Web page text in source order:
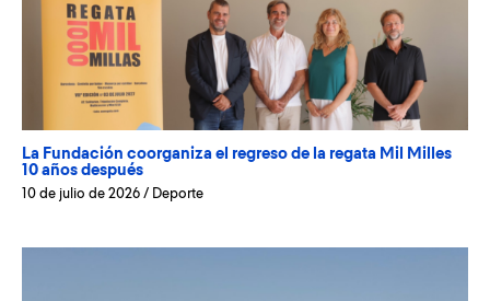
La Fundación coorganiza el regreso de la regata Mil Milles
10 años después
10 de julio de 2026 / Deporte